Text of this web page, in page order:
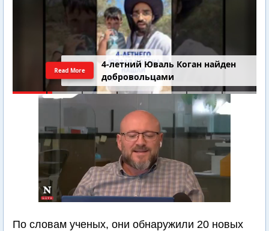
4-летний Юваль Коган найден
добровольцами
Read More
По словам ученых, они обнаружили 20 новых